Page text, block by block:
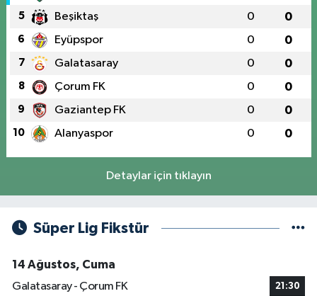
5 Beşiktaş 0 0
6 Eyüpspor 0 0
7 Galatasaray 0 0
8 Çorum FK 0 0
9 Gaziantep FK 0 0
10 Alanyaspor 0 0
Detaylar için tıklayın
Süper Lig Fikstür
14 Ağustos, Cuma
Galatasaray - Çorum FK
21:30